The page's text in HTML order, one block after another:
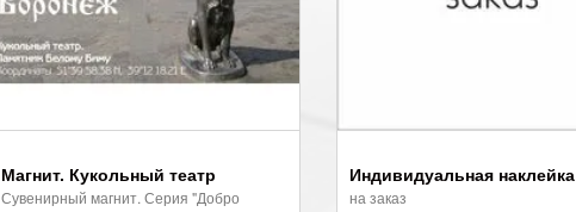
Магнит. Кукольный театр
Сувенирный магнит. Серия "Добро
Индивидуальная наклейка
на заказ